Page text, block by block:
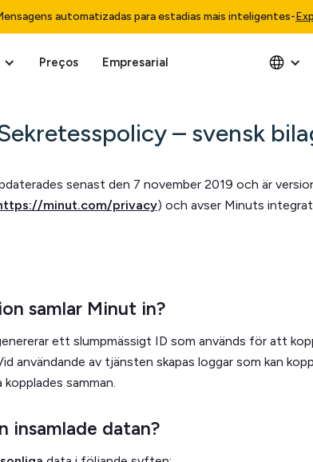
automatizadas para estadias mais inteligentes-
Preços Empresarial
– svensk
senast den 7 november 2019 och är
minut.com/privacy) och avser Minuts
samlar Minut in?
ett slumpmässigt ID som används för att
användande av tjänsten skapas loggar som kan
samman.
insamlade datan?